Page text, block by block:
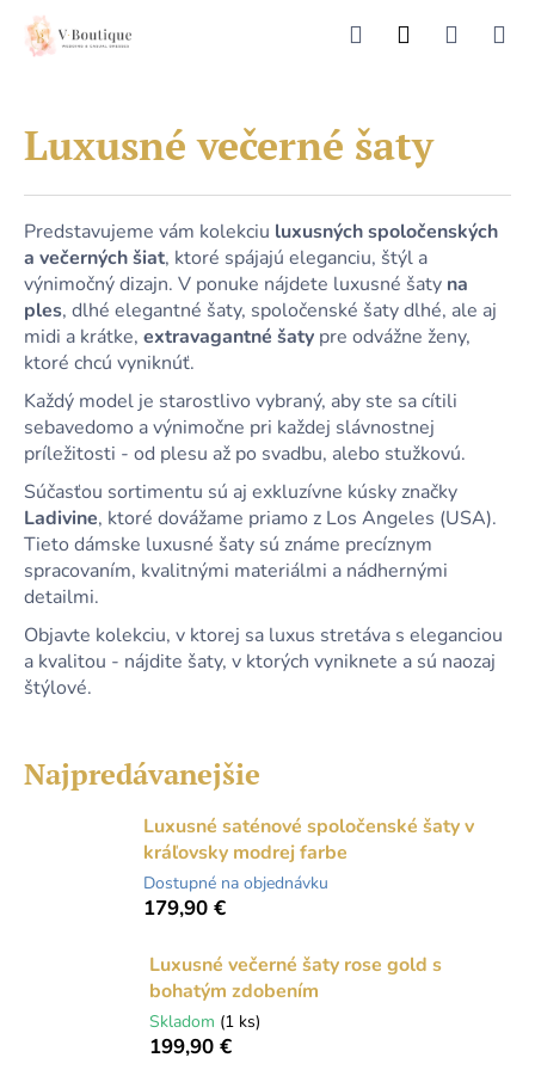
obsah
HĽADAŤ
Prihlásenie
Luxusné večerné šaty
Predstavujeme vám kolekciu luxusných spoločenských
a večerných šiat, ktoré spájajú eleganciu, štýl a
výnimočný dizajn. V ponuke nájdete luxusné šaty na
ples, dlhé elegantné šaty, spoločenské šaty dlhé, ale aj
midi a krátke, extravagantné šaty pre odvážne ženy,
ktoré chcú vyniknúť.
Každý model je starostlivo vybraný, aby ste sa cítili
sebavedomo a výnimočne pri každej slávnostnej
príležitosti - od plesu až po svadbu, alebo stužkovú.
Súčasťou sortimentu sú aj exkluzívne kúsky značky
Ladivine, ktoré dovážame priamo z Los Angeles (USA).
Tieto dámske luxusné šaty sú známe precíznym
spracovaním, kvalitnými materiálmi a nádhernými
detailmi.
Objavte kolekciu, v ktorej sa luxus stretáva s eleganciou
a kvalitou - nájdite šaty, v ktorých vyniknete a sú naozaj
štýlové.
Najpredávanejšie
Luxusné saténové spoločenské šaty v
kráľovsky modrej farbe
Dostupné na objednávku
179,90 €
Luxusné večerné šaty rose gold s
bohatým zdobením
Skladom (1 ks)
199,90 €
Č
o
p
o
t
r
e
b
u
j
e
t
e
n
á
j
s
ť
?